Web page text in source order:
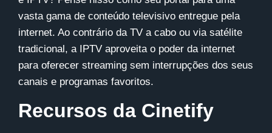
vasta gama de conteúdo televisivo entregue pela
internet. Ao contrário da TV a cabo ou via satélite
tradicional, a IPTV aproveita o poder da internet
para oferecer streaming sem interrupções dos seus
canais e programas favoritos.
Recursos da Cinetify